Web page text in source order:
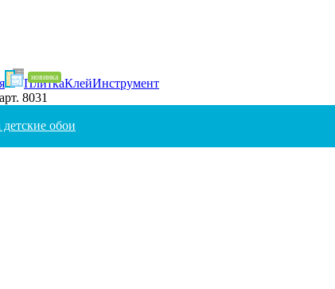
ПлиткаКлейИнструмент
8031
обои